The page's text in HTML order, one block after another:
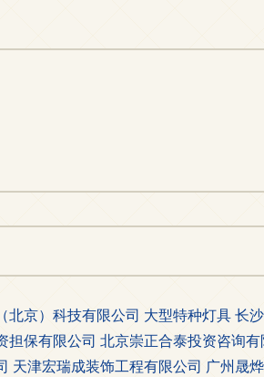
北京）科技有限公司 大型特种灯具长
担保有限公司 北京崇正合泰投资咨询有
天津宏瑞成装饰工程有限公司 广州晟